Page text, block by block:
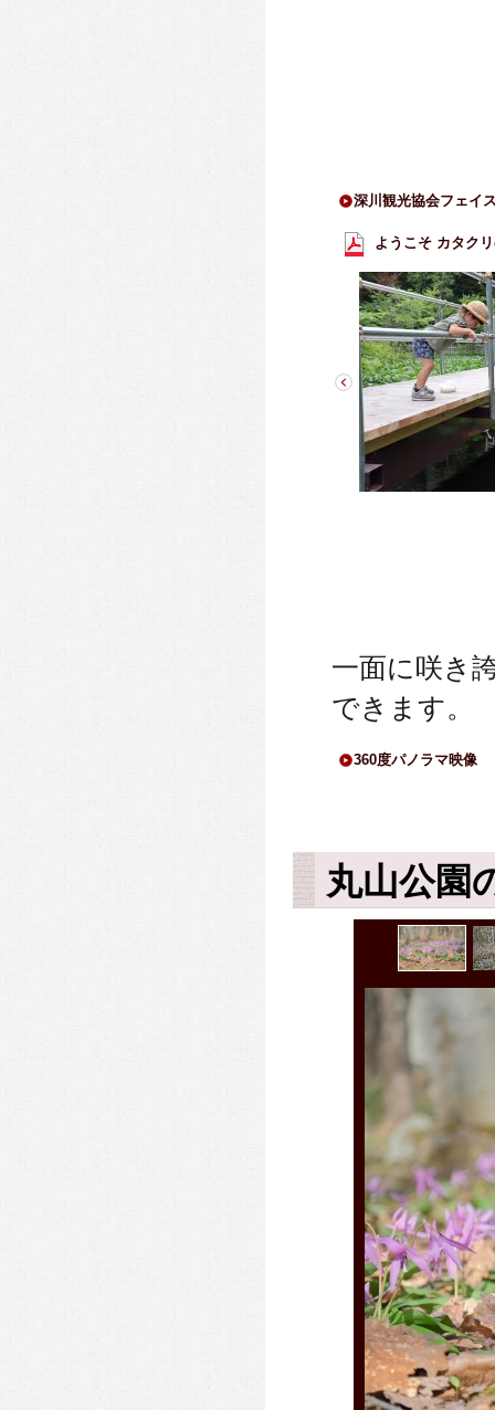
深川観光協会フェイ
ようこそ カタク
一面に咲き
できます。
360度パノラマ映像
丸山公園